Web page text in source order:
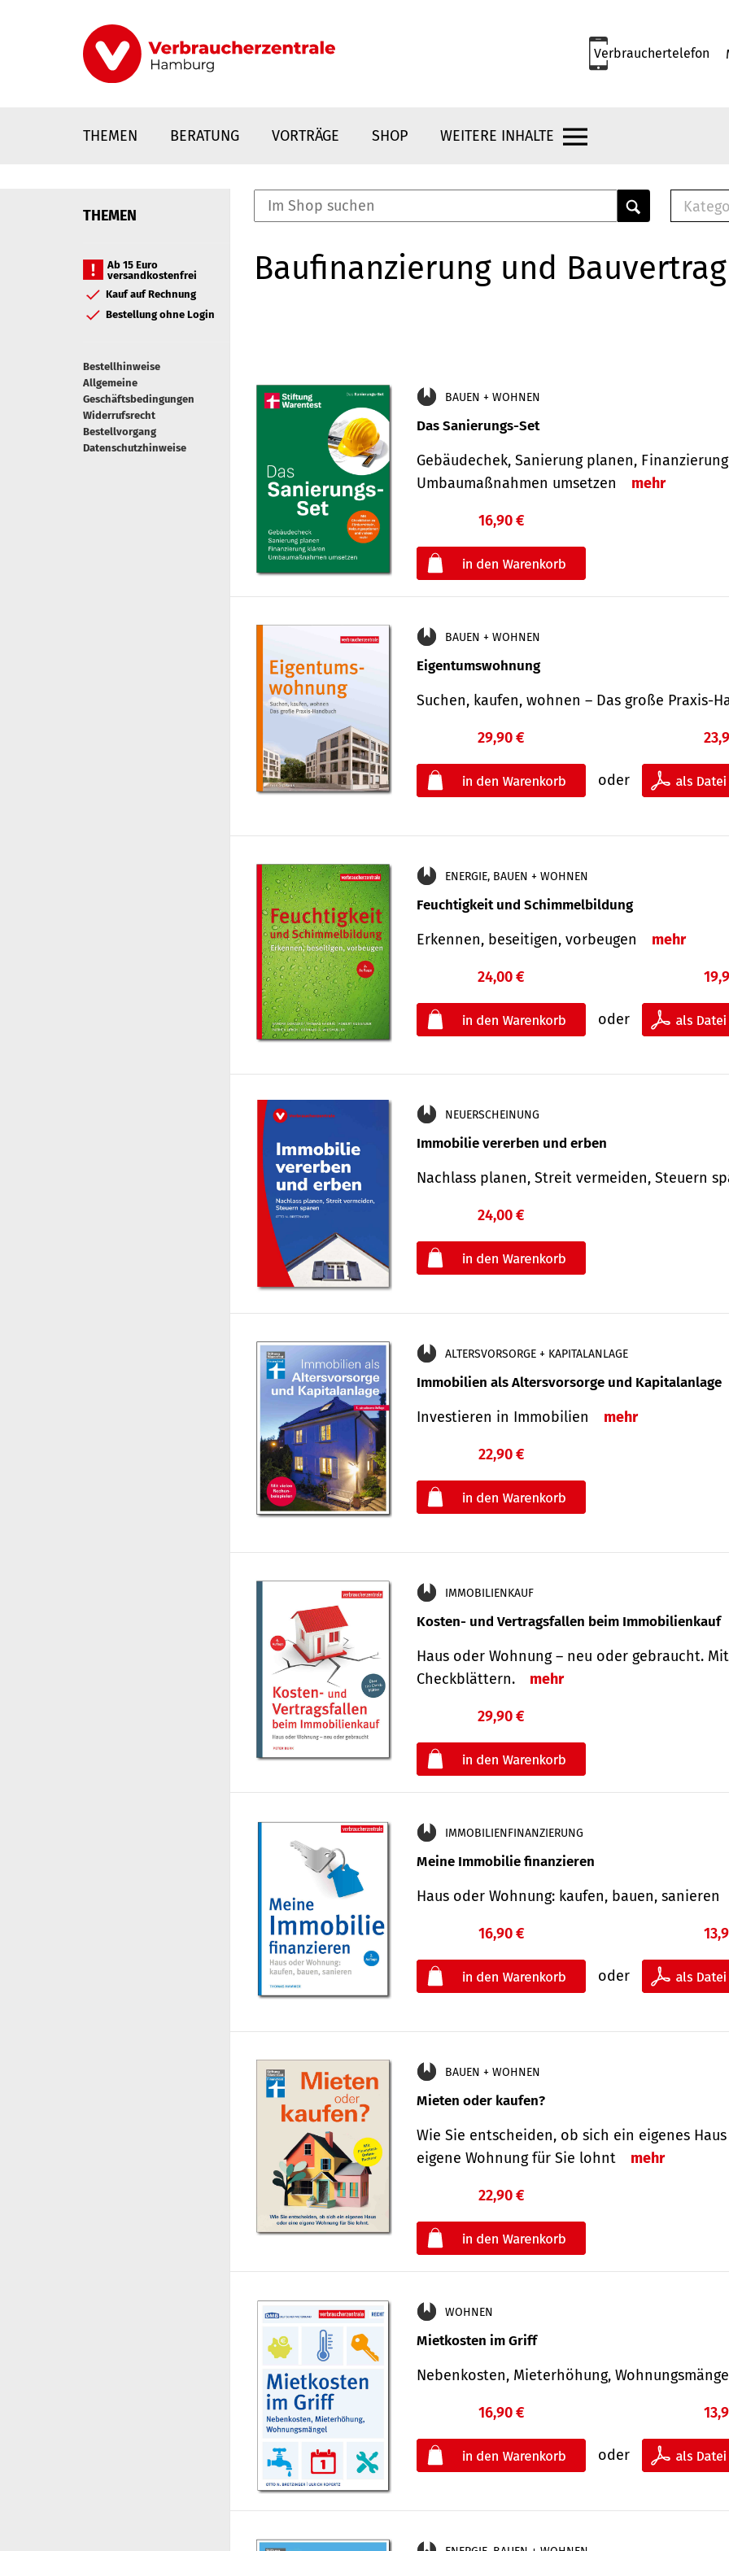
Verbrauchertelefon
THEMEN BERATUNG VORTRÄGE SHOP WEITERE INHALTE
Elemente
THEMEN
Ab 15 Euro
versandkostenfrei
Kauf auf Rechnung
Bestellung ohne Login
Bestellhinweise
Allgemeine
Geschäftsbedingungen
Widerrufsrecht
Bestellvorgang
Datenschutzhinweise
E-
Baufinanzierung und Bauvertrag
BAUEN + WOHNEN
Das Sanierungs-Set
Gebäudechek, Sanierung planen,
Umbaumaßnahmen umsetzen
mehr
16,90 €
BAUEN + WOHNEN
Eigentumswohnung
Suchen, kaufen, wohnen – Das große Praxis-
29,90 €
oder
ENERGIE, BAUEN + WOHNEN
Feuchtigkeit und Schimmelbildung
Erkennen, beseitigen, vorbeugen mehr
24,00 €
oder
NEUERSCHEINUNG
Immobilie vererben und erben
Nachlass planen, Streit vermeiden, Steuern
24,00 €
ALTERSVORSORGE + KAPITALANLAGE
Immobilien als Altersvorsorge und Kapitalanlage
Investieren in Immobilien mehr
22,90 €
IMMOBILIENKAUF
Kosten- und Vertragsfallen beim Immobilienkauf
Haus oder Wohnung – neu oder gebraucht.
Check­blättern.
mehr
29,90 €
IMMOBILIENFINANZIERUNG
Meine Immobilie finanzieren
Haus oder Wohnung: kaufen, bauen, sanieren
16,90 €
oder
BAUEN + WOHNEN
Mieten oder kaufen?
Wie Sie entscheiden, ob sich ein eigenes
eigene Wohnung für Sie lohnt
mehr
22,90 €
WOHNEN
Mietkosten im Griff
Nebenkosten, Mieterhöhung,
16,90 €
oder